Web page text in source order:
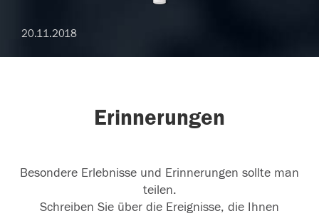
20.11.2018
Erinnerungen
Besondere Erlebnisse und Erinnerungen sollte man
teilen.
Schreiben Sie über die Ereignisse, die Ihnen